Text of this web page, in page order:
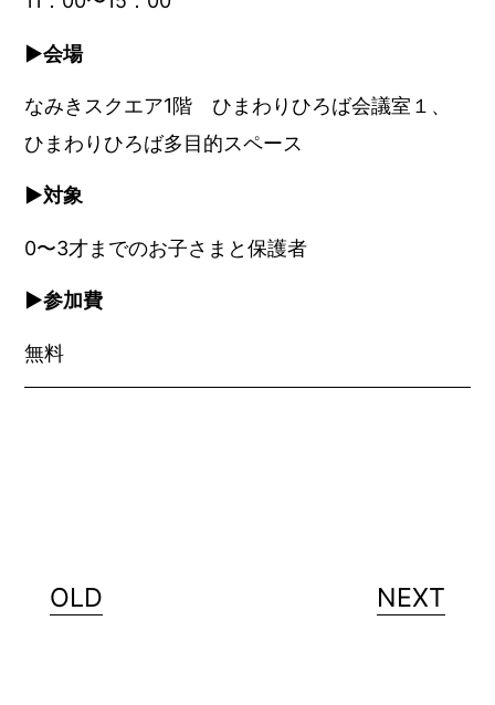
▶︎会場
なみきスクエア1階 ひまわりひろば会議室１、
ひまわりひろば多目的スペース
▶︎対象
0〜3才までのお子さまと保護者
▶︎参加費
無料
OLD NEXT